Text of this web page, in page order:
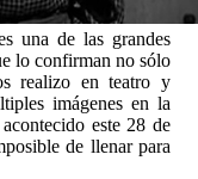
una de las grandes
lo confirman no sólo
realizo en teatro y
imágenes en la
este 28 de
de llenar para